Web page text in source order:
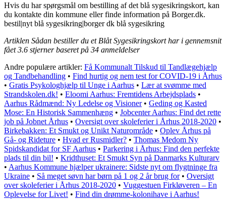
Hvis du har spørgsmål om bestilling af det blå sygesikringskort, kan
du kontakte din kommune eller finde information på Borger.dk.
bestil|nyt blå sygesikring|borger dk blå sygesikring
Artiklen Sådan bestiller du et Blåt Sygesikringskort har i gennemsnit
fået3.6 stjerner baseret på 34 anmeldelser
Andre populære artikler: Få Kommunalt Tilskud til Tandlægehjælp
og Tandbehandling • Find hurtig og nem test for COVID-19 i Århus
• Gratis Psykologhjælp til Unge i Aarhus • Lær at svømme med
Strandskolen.dk! • Eloomi Aarhus: Fremtidens Arbejdsplads •
Aarhus Rådmænd: Ny Ledelse og Visioner• Geding og Kasted
Mose: En Historisk Sammenhæng • Jobcenter Aarhus: Find det rette
job på Jobnet Århus • Oversigt over skoleferier i Århus 2018-2020 •
Birkebakken: Et Smukt og Unikt Naturområde • Oplev Århus på
Gå- og Rideture • Hvad er Rusmidler? • Thomas Medom Ny
Spidskandidat for SF Aarhus • Parkering i Århus: Find den perfekte
plads til din bil! • Kridthuset: Et Smukt Syn på Danmarks Kulturarv
• Aarhus Kommune hjælper ukrainere: Sidste nyt om flygtninge fra
Ukraine • Så meget søvn har børn på 1 og 2 år brug for• Oversigt
over skoleferier i Århus 2018-2020 • Vuggestuen Firkløveren – En
Oplevelse for Livet! • Find din drømme-kolonihave i Aarhus!